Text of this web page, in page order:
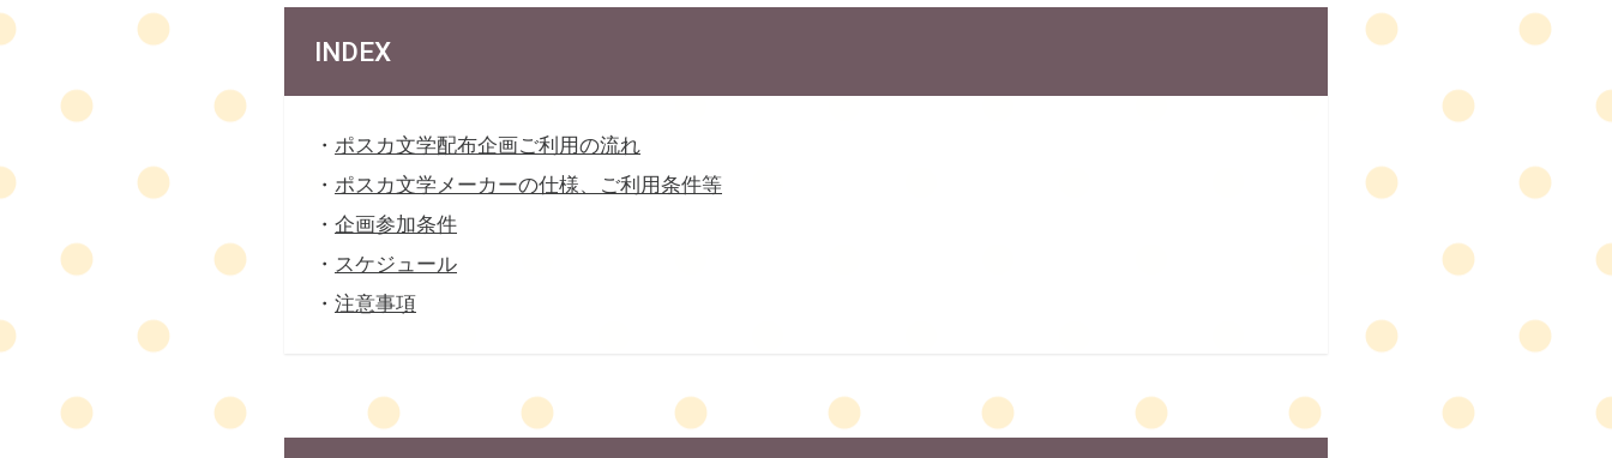
INDEX
・ ポスカ文学配布企画ご利用の流れ
・ ポスカ文学メーカーの仕様、ご利用条件等
・ 企画参加条件
・ スケジュール
・ 注意事項